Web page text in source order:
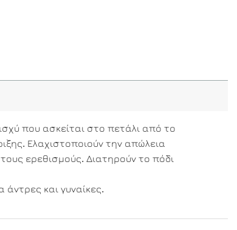
που ασκείται στο πετάλι από το
Ελαχιστοποιούν την απώλεια
ερεθισμούς. Διατηρούν το πόδι
και γυναίκες.